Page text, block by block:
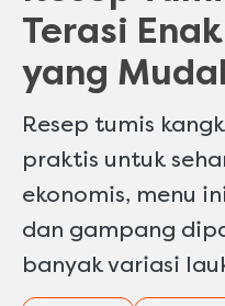
Terasi
yang
Resep tumis
praktis untuk
ekonomis, menu
dan gampang
banyak variasi